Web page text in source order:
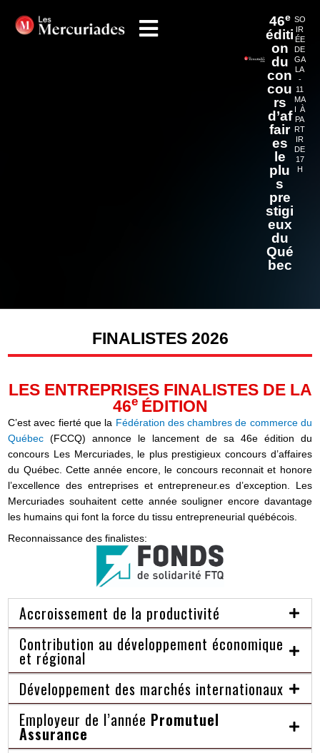
46e
éditi
on
du
con
cou
rs
d’af
fair
es
le
plu
s
pre
stigi
eux
du
Qué
bec
SO
IR
ÉE
DE
GA
LA
-
11
MA
I À
PA
RT
IR
DE
17
H
FINALISTES 2026
LES ENTREPRISES FINALISTES DE LA
46e ÉDITION
C’est avec fierté que la Fédération des chambres de commerce du
Québec (FCCQ) annonce le lancement de sa 46e édition du
concours Les Mercuriades, le plus prestigieux concours d’affaires
du Québec. Cette année encore, le concours reconnait et honore
l’excellence des entreprises et entrepreneur.es d’exception. Les
Mercuriades souhaitent cette année souligner encore davantage
les humains qui font la force du tissu entrepreneurial québécois.
Reconnaissance des finalistes:
Accroissement de la productivité
Contribution au développement économique
et régional
Développement des marchés internationaux
Employeur de l’année Promutuel
Assurance